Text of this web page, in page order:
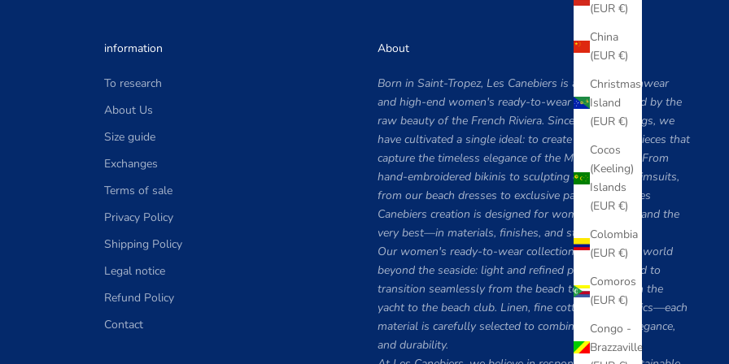
(EUR €)
China
(EUR €)
Christmas
Island
(EUR €)
Cocos
(Keeling)
Islands
(EUR €)
Colombia
(EUR €)
Comoros
(EUR €)
Congo -
Brazzaville
information
To research
About Us
Size guide
Exchanges
Terms of sale
Privacy Policy
Shipping Policy
Legal notice
Refund Policy
Contact
About
Born in Saint-Tropez, Les Canebiers is a luxury swimwear
and high-end women's ready-to-wear brand inspired by the
raw beauty of the French Riviera. Since our beginnings, we
have cultivated a single ideal: to create exceptional pieces that
capture the timeless elegance of the Mediterranean. From
hand-embroidered bikinis to sculpting one-piece swimsuits,
from our beach dresses to exclusive pareos, every Les
Canebiers creation is designed for women who demand the
very best—in materials, finishes, and style.
Our women's ready-to-wear collection extends this world
beyond the seaside: light and refined pieces designed to
transition seamlessly from the beach to dinner, from the
yacht to the beach club. Linen, fine cotton, fluid fabrics—each
material is carefully selected to combine comfort, elegance,
and durability.